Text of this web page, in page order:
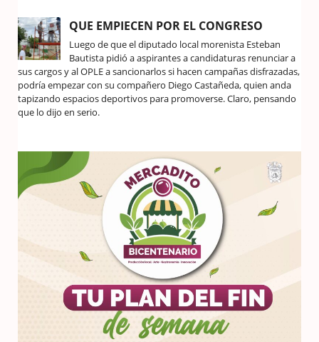
QUE EMPIECEN POR EL CONGRESO
Luego de que el diputado local morenista Esteban
Bautista pidió a aspirantes a candidaturas renunciar a
sus cargos y al OPLE a sancionarlos si hacen campañas disfrazadas,
podría empezar con su compañero Diego Castañeda, quien anda
tapizando espacios deportivos para promoverse. Claro, pensando
que lo dijo en serio.